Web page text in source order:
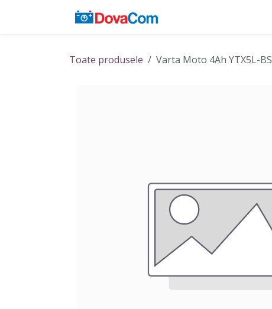
Toate produsele Varta Moto 4Ah YTX5L-BS